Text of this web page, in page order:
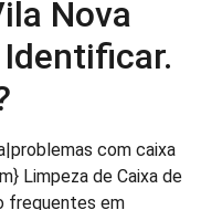
Nova
com caixa
Limpeza de Caixa de
frequentes em